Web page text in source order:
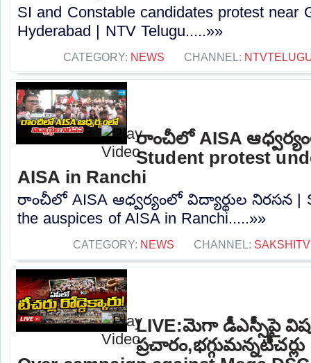
SI and Constable candidates protest near
Hyderabad | NTV Telugu.....»»
CATEGORY: NEWS CHANNEL:
రాంచీలో AISA
Student protest
AISA in Ranchi
రాంచీలో AISA ఆధ్వర్యంలో విద్యార్థుల నిరసన |
the auspices of AISA in Ranchi.....»»
CATEGORY: NEWS CHANNEL: SAKSHITV
LIVE:మెగా డీఎస్సీపై విష